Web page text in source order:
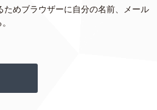
ためブラウザーに自分の名前、メール